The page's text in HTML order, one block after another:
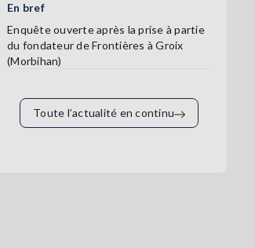
En bref
Enquête ouverte après la prise à partie
du fondateur de Frontières à Groix
(Morbihan)
Toute l’actualité en continu